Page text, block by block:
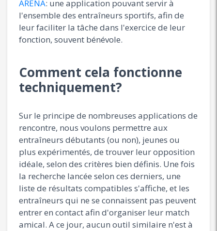
ARENA: une application pouvant servir à
l'ensemble des entraîneurs sportifs, afin de
leur faciliter la tâche dans l'exercice de leur
fonction, souvent bénévole.
Comment cela fonctionne
techniquement?
Sur le principe de nombreuses applications de
rencontre, nous voulons permettre aux
entraîneurs débutants (ou non), jeunes ou
plus expérimentés, de trouver leur opposition
idéale, selon des critères bien définis. Une fois
la recherche lancée selon ces derniers, une
liste de résultats compatibles s'affiche, et les
entraîneurs qui ne se connaissent pas peuvent
entrer en contact afin d'organiser leur match
amical. A ce jour, aucun outil similaire n'est à